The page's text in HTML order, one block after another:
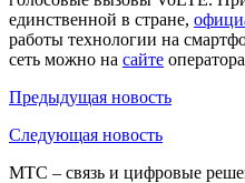
единственной в стране,
работы технологии на
сеть можно на сайте
Предыдущая новость
Следующая новость
МТС – связь и цифровые